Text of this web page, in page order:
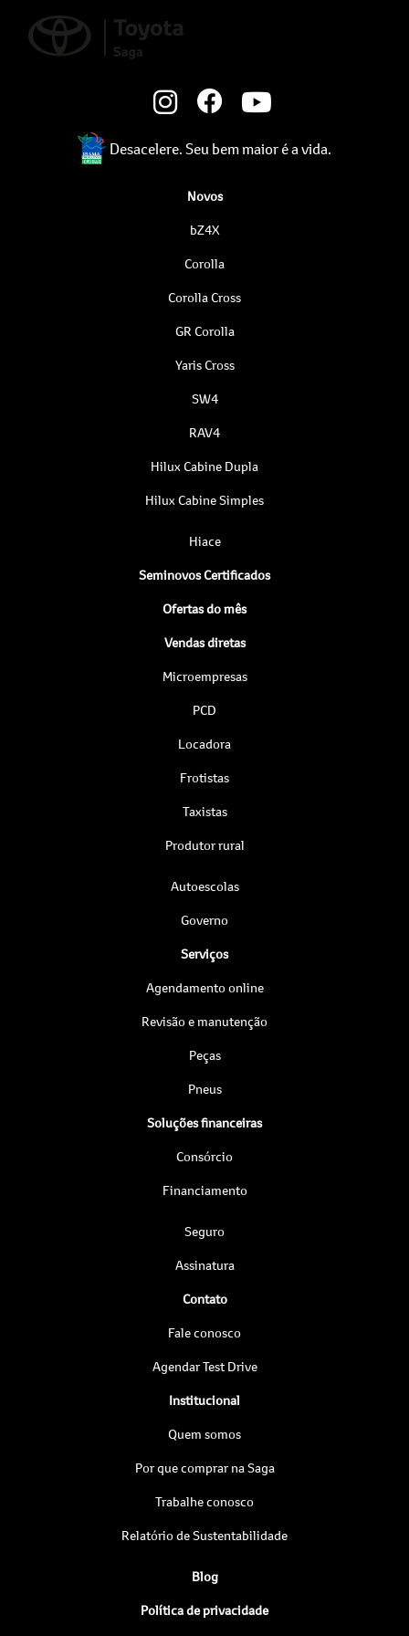
Desacelere. Seu bem maior é a vida.
Novos
bZ4X
Corolla
Corolla Cross
GR Corolla
Yaris Cross
SW4
RAV4
Hilux Cabine Dupla
Hilux Cabine Simples
Hiace
Seminovos Certificados
Ofertas do mês
Vendas diretas
Microempresas
PCD
Locadora
Frotistas
Taxistas
Produtor rural
Autoescolas
Governo
Serviços
Agendamento online
Revisão e manutenção
Peças
Pneus
Soluções financeiras
Consórcio
Financiamento
Seguro
Assinatura
Contato
Fale conosco
Agendar Test Drive
Institucional
Quem somos
Por que comprar na Saga
Trabalhe conosco
Relatório de Sustentabilidade
Blog
Política de privacidade